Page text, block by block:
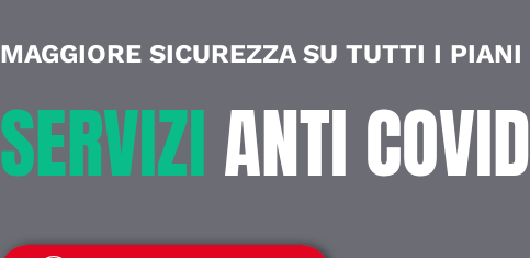
MAGGIORE SICUREZZA SU TUTTI I PIANI
SERVIZIANTI COVID